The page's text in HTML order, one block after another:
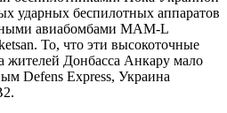
ударных беспилотных аппаратов
авиабомбами MAM-L
То, что эти высокоточные
жителей Донбасса Анкару мало
Defens Express, Украина